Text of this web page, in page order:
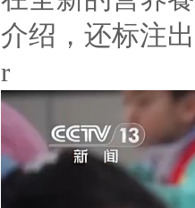
介绍，还标注
r